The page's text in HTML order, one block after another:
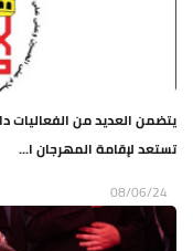
يتضمن العديد من الفعاليات
تستعد لإقامة المهرجان ا...
08/06/24